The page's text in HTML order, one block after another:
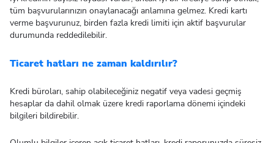
tüm başvurularınızın onaylanacağı anlamına gelmez. Kredi kartı
verme başvurunuz, birden fazla kredi limiti için aktif başvurular
durumunda reddedilebilir.
Ticaret hatları ne zaman kaldırılır?
Kredi büroları, sahip olabileceğiniz negatif veya vadesi geçmiş
hesaplar da dahil olmak üzere kredi raporlama dönemi içindeki
bilgileri bildirebilir.